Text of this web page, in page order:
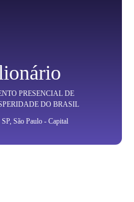
PRESENCIAL DE
DO BRASIL
São Paulo - Capital